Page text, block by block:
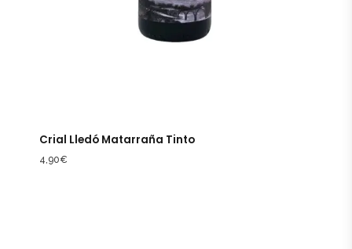
Crial Lledó Matarraña Tinto
4,90€